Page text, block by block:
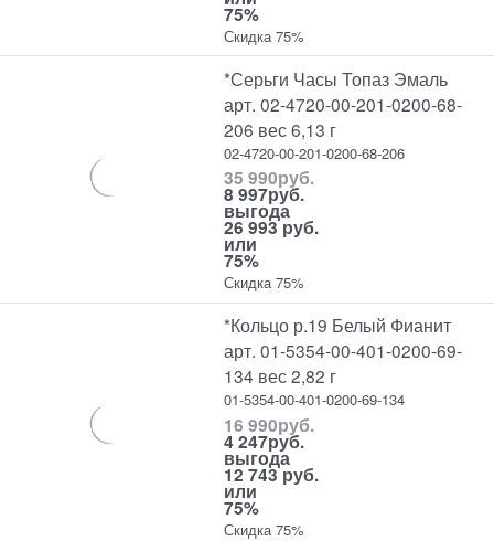
75%
Скидка 75%
*Серьги Часы Топаз Эмаль
арт. 02-4720-00-201-0200-68-
206 вес 6,13 г
02-4720-00-201-0200-68-206
35 990руб.
8 997руб.
выгода
26 993 руб.
или
75%
Скидка 75%
*Кольцо р.19 Белый Фианит
арт. 01-5354-00-401-0200-69-
134 вес 2,82 г
01-5354-00-401-0200-69-134
16 990руб.
4 247руб.
выгода
12 743 руб.
или
75%
Скидка 75%